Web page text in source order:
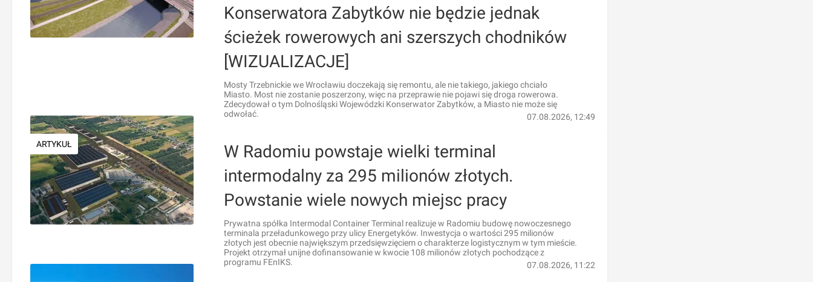
Konserwatora Zabytków nie będzie jednak
ścieżek rowerowych ani szerszych chodników
[WIZUALIZACJE]
Mosty Trzebnickie we Wrocławiu doczekają się remontu, ale nie takiego, jakiego chciało
Miasto. Most nie zostanie poszerzony, więc na przeprawie nie pojawi się droga rowerowa.
Zdecydował o tym Dolnośląski Wojewódzki Konserwator Zabytków, a Miasto nie może się
odwołać.
07.08.2026, 12:49
ARTYKUŁ
W Radomiu powstaje wielki terminal
intermodalny za 295 milionów złotych.
Powstanie wiele nowych miejsc pracy
Prywatna spółka Intermodal Container Terminal realizuje w Radomiu budowę nowoczesnego
terminala przeładunkowego przy ulicy Energetyków. Inwestycja o wartości 295 milionów
złotych jest obecnie największym przedsięwzięciem o charakterze logistycznym w tym mieście.
Projekt otrzymał unijne dofinansowanie w kwocie 108 milionów złotych pochodzące z
programu FEnIKS.
07.08.2026, 11:22